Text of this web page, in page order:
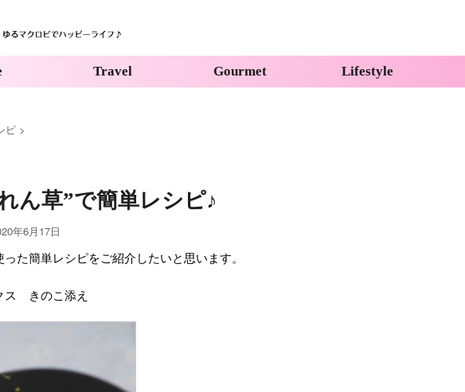
Travel Gourmet Lifestyle
ピ >
ん草”で簡単レシピ♪
年6月17日
た簡単レシピをご紹介したいと思います。
ス きのこ添え